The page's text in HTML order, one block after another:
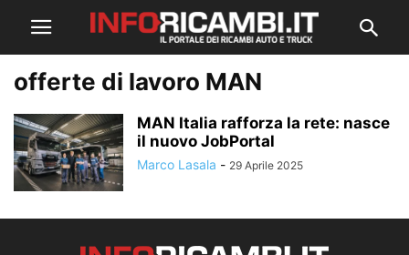
offerte di lavoro MAN
MAN Italia rafforza la rete: nasce
il nuovo JobPortal
Marco Lasala - 29 Aprile 2025